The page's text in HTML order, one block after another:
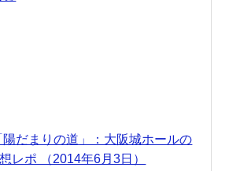
だまりの道」：大阪城ホールの
レポ （2014年6月3日）